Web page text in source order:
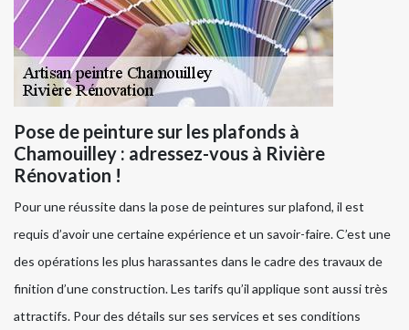
Pose de peinture sur les plafonds à
Chamouilley : adressez-vous à Rivière
Rénovation !
Pour une réussite dans la pose de peintures sur plafond, il est
requis d’avoir une certaine expérience et un savoir-faire. C’est une
des opérations les plus harassantes dans le cadre des travaux de
finition d’une construction. Les tarifs qu’il applique sont aussi très
attractifs. Pour des détails sur ses services et ses conditions